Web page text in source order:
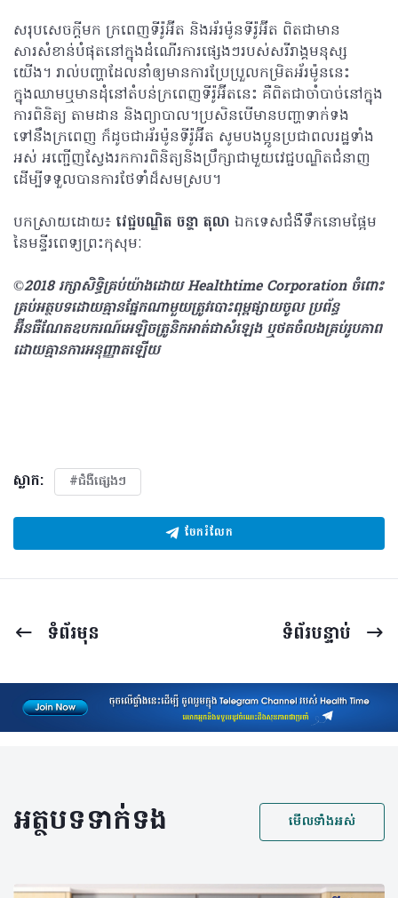
សរុបសេចក្តីមក ក្រពេញទីរ៉ូអ៊ីត និងអ័រម៉ូនទីរ៉ូអ៊ីត ពិតជាមាន
សារសំខាន់បំផុតនៅក្នុងដំណើរការផ្សេងៗរបស់សរីរាង្គមនុស្ស
យើង។ រាល់បញ្ហាដែលនាំឲ្យមានការប្រែប្រួលកម្រិតអ័រម៉ូននេះ
ក្នុងឈាមឬមានដុំនៅតំបន់ក្រពេញទីរ៉ូអ៊ីតនេះ គឺពិតជាចាំបាច់នៅក្នុង
ការពិនិត្យ តាមដាន និងព្យាបាល។ប្រសិនបើមានបញ្ហាទាក់ទង
ទៅនឹងក្រពេញ ក៏ដូចជាអ័រម៉ូនទីរ៉ូអ៊ីត សូមបងប្អូនប្រជាពលរដ្ឋទាំង
អស់ អញ្ជើញស្វែងរកការពិនិត្យនិងប្រឹក្សាជាមួយវេជ្ជបណ្ឌិតជំនាញ
ដើម្បីទទួលបានការថែទាំដ៏សមស្រប។
បកស្រាយដោយ៖ វេជ្ជបណ្ឌិត ចន្ថា តុលា ឯកទេសជំងឺទឹកនោមផ្អែម
នៃមន្ទីរពេទ្យព្រះកុសុមៈ
©2018 រក្សាសិទ្ធិគ្រប់យ៉ាង​ដោយ Healthtime Corporation ចំពោះ
គ្រប់អត្ថបទដោយគ្មានផ្នែកណាមួយត្រូវបោះពុម្ពផ្សាយចូល ប្រព័ន្ធ
អ៊ីនធឺណែតឧបករណ៍អេឡិចត្រូនិកអាត់ជាសំឡេង ឬថតចំលងគ្រប់រូបភាព
ដោយគ្មានការអនុញ្ញាតឡើយ
ស្លាក: #ជំងឺផ្សេងៗ
ចែករំលែក
ទំព័រ​មុន ទំព័រ​បន្ទាប់
អត្ថបទទាក់ទង មើលទាំងអស់